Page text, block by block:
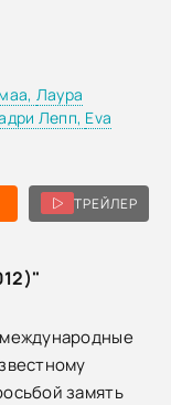
ТРЕЙЛЕР
Лаура
Лепп, Eva
замять